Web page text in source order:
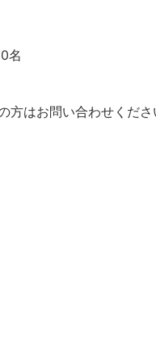
名
方はお問い合わせくださ